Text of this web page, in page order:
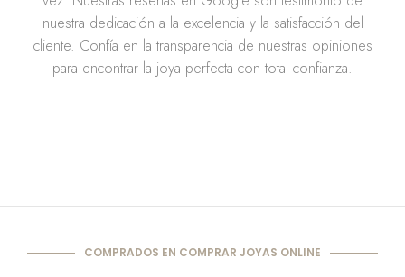
nuestra dedicación a la excelencia y la satisfacción del
cliente. Confía en la transparencia de nuestras opiniones
para encontrar la joya perfecta con total confianza.
COMPRADOS EN COMPRAR JOYAS ONLINE